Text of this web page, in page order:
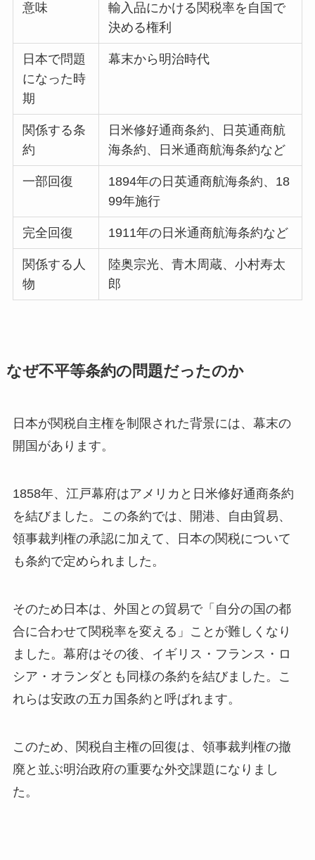
意味
輸入品にかける関税率を自国で
決める権利
日本で問題
になった時
期
幕末から明治時代
関係する条
約
日米修好通商条約、日英通商航
海条約、日米通商航海条約など
一部回復
1894年の日英通商航海条約、18
99年施行
完全回復 1911年の日米通商航海条約など
関係する人
物
陸奥宗光、青木周蔵、小村寿太
郎
なぜ不平等条約の問題だったのか
日本が関税自主権を制限された背景には、幕末の
開国があります。
1858年、江戸幕府はアメリカと日米修好通商条約
を結びました。この条約では、開港、自由貿易、
領事裁判権の承認に加えて、日本の関税について
も条約で定められました。
そのため日本は、外国との貿易で「自分の国の都
合に合わせて関税率を変える」ことが難しくなり
ました。幕府はその後、イギリス・フランス・ロ
シア・オランダとも同様の条約を結びました。こ
れらは安政の五カ国条約と呼ばれます。
このため、関税自主権の回復は、領事裁判権の撤
廃と並ぶ明治政府の重要な外交課題になりまし
た。